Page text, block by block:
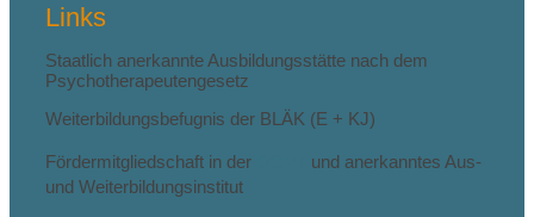
Links
Staatlich anerkannte Ausbildungsstätte nach dem
Psychotherapeutengesetz
Weiterbildungsbefugnis der BLÄK (E + KJ)
Fördermitgliedschaft in der
und anerkanntes Aus-
und Weiterbildungsinstitut